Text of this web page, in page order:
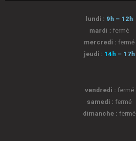
lundi : 9h – 12h
mardi : fermé
mercredi : fermé
jeudi : 14h – 17h
vendredi : fermé
samedi : fermé
dimanche : fermé